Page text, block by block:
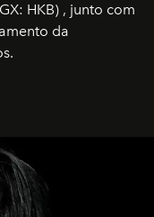
HKB) , junto com
da